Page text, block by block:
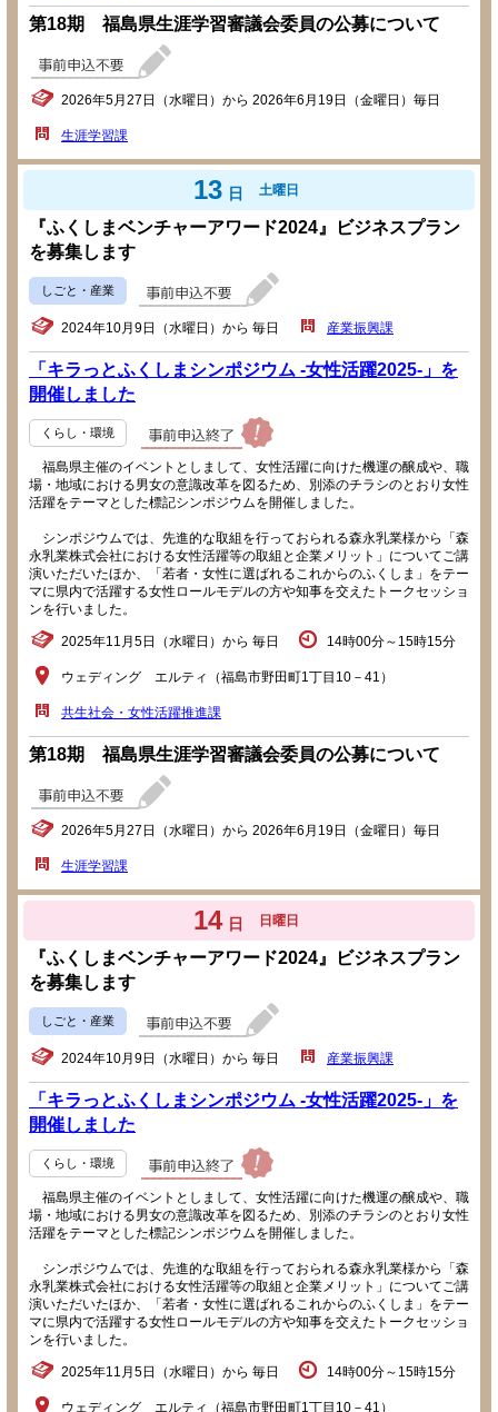
第18期 福島県生涯学習審議会委員の公募について
2026年5月27日（水曜日）から 2026年6月19日（金曜日）毎日
生涯学習課
13 日 土曜日
『ふくしまベンチャーアワード2024』ビジネスプラン
を募集します
しごと・産業
2024年10月9日（水曜日）から 毎日 産業振興課
「キラっとふくしまシンポジウム -女性活躍2025-」を
開催しました
くらし・環境
福島県主催のイベントとしまして、女性活躍に向けた機運の醸成や、職
場・地域における男女の意識改革を図るため、別添のチラシのとおり女性
活躍をテーマとした標記シンポジウムを開催しました。
シンポジウムでは、先進的な取組を行っておられる森永乳業様から「森
永乳業株式会社における女性活躍等の取組と企業メリット」についてご講
演いただいたほか、「若者・女性に選ばれるこれからのふくしま」をテー
マに県内で活躍する女性ロールモデルの方や知事を交えたトークセッショ
ンを行いました。
2025年11月5日（水曜日）から 毎日 14時00分～15時15分
ウェディング エルティ（福島市野田町1丁目10－41）
共生社会・女性活躍推進課
第18期 福島県生涯学習審議会委員の公募について
2026年5月27日（水曜日）から 2026年6月19日（金曜日）毎日
生涯学習課
14 日 日曜日
『ふくしまベンチャーアワード2024』ビジネスプラン
を募集します
しごと・産業
2024年10月9日（水曜日）から 毎日 産業振興課
「キラっとふくしまシンポジウム -女性活躍2025-」を
開催しました
くらし・環境
福島県主催のイベントとしまして、女性活躍に向けた機運の醸成や、職
場・地域における男女の意識改革を図るため、別添のチラシのとおり女性
活躍をテーマとした標記シンポジウムを開催しました。
シンポジウムでは、先進的な取組を行っておられる森永乳業様から「森
永乳業株式会社における女性活躍等の取組と企業メリット」についてご講
演いただいたほか、「若者・女性に選ばれるこれからのふくしま」をテー
マに県内で活躍する女性ロールモデルの方や知事を交えたトークセッショ
ンを行いました。
2025年11月5日（水曜日）から 毎日 14時00分～15時15分
ウェディング エルティ（福島市野田町1丁目10－41）